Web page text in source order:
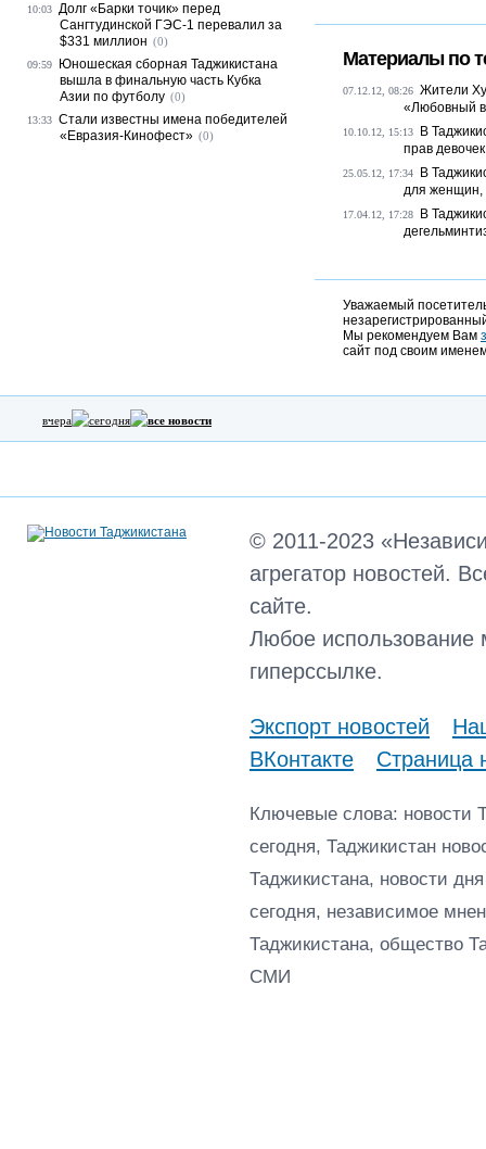
Материалы по
07.12.12, 08:26 Жители
«Любовный
10.10.12, 15:13
В
прав девочек
25.05.12, 17:34
В
для женщин,
17.04.12, 17:28
В
Уважаемый
Мы рекомендуем Вам
сайт под своим
10:03 Долг «Барки точик» перед
Сангтудинской ГЭС-1 перевалил за
$331 миллион (0)
09:59
Юношеская сборная Таджикистана
вышла в финальную часть Кубка
Азии по футболу (0)
13:33 Стали известны имена победителей
«Евразия-Кинофест» (0)
вчера сегодня все новости
© 2011-2023
агрегатор новостей.
сайте.
Любое использование
гиперссылке.
Экспорт новостей
ВКонтакте
Страница
Ключевые слова: новости
сегодня, Таджикистан
Таджикистана, новости
сегодня, независимое
Таджикистана, общество
СМИ